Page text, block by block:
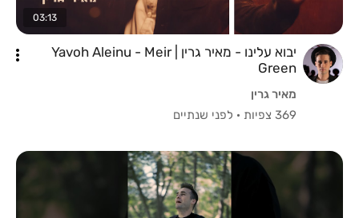
03:13
יבוא עלינו - מאיר גרין | Yavoh Aleinu - Meir
Green
מאיר גרין
369 צפיות
· לפני שנתיים